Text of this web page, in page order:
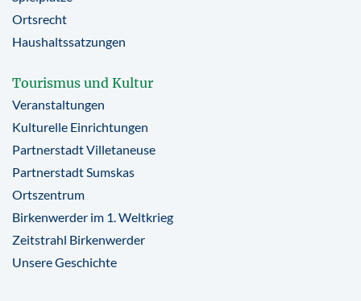
Ortsrecht
Haushaltssatzungen
Tourismus und Kultur
Veranstaltungen
Kulturelle Einrichtungen
Partnerstadt Villetaneuse
Partnerstadt Sumskas
Ortszentrum
Birkenwerder im 1. Weltkrieg
Zeitstrahl Birkenwerder
Unsere Geschichte